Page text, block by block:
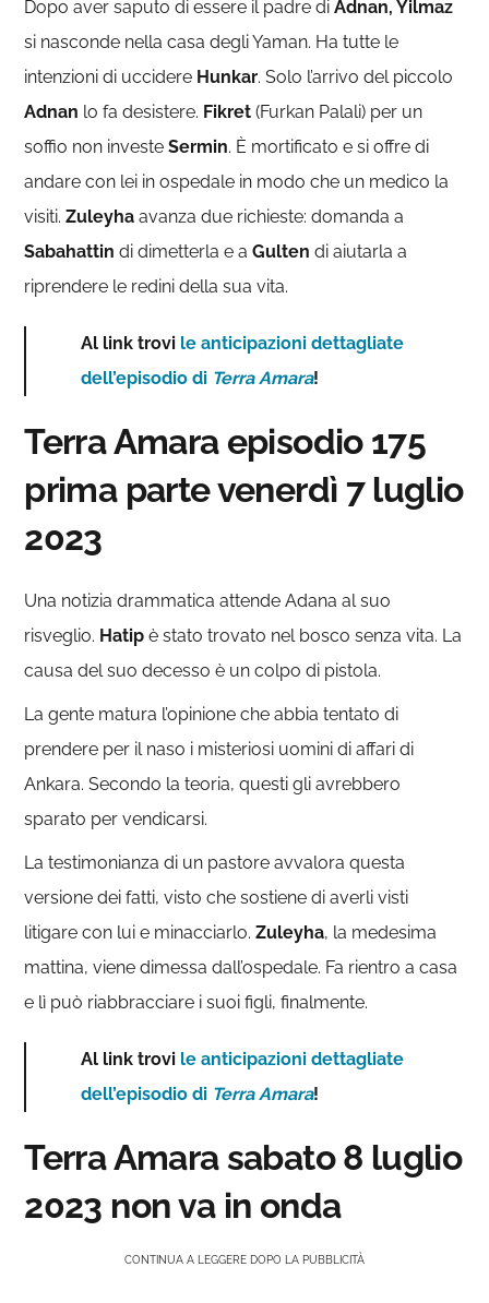
Dopo aver saputo di essere il padre diAdnan, Yilmaz
si nasconde nella casa degli Yaman. Ha tutte le
intenzioni di uccidere Hunkar. Solo l’arrivo del piccolo
Adnan lo fa desistere. Fikret (Furkan Palali) per un
soffio non investeSermin. È mortificato e si offre di
andare con lei in ospedale in modo che un medico la
visiti.Zuleyha avanza due richieste: domanda a
Sabahattin di dimetterla e aGulten di aiutarla a
riprendere le redini della sua vita.
Al link trovi le anticipazioni dettagliate
dell’episodio di Terra Amara!
Terra Amara episodio 175
prima parte venerdì 7 luglio
2023
Una notizia drammatica attende Adana al suo
risveglio. Hatip è stato trovato nel bosco senza vita. La
causa del suo decesso è un colpo di pistola.
La gente matura l’opinione che abbia tentato di
prendere per il naso i misteriosi uomini di affari di
Ankara. Secondo la teoria, questi gli avrebbero
sparato per vendicarsi.
La testimonianza di un pastore avvalora questa
versione dei fatti, visto che sostiene di averli visti
litigare con lui e minacciarlo.Zuleyha, la medesima
mattina, viene dimessa dall’ospedale. Fa rientro a casa
e lì può riabbracciare i suoi figli, finalmente.
Al link trovi le anticipazioni dettagliate
dell’episodio di Terra Amara!
Terra Amara sabato 8 luglio
2023 non va in onda
CONTINUA A LEGGERE DOPO LA PUBBLICITÀ